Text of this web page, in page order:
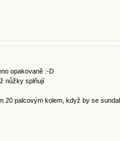
opakovaně :-D
nůžky splňují
20 palcovým kolem, když by se